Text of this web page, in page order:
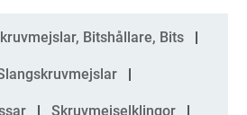
Bitshållare, Bits
Skruvmejselklingor